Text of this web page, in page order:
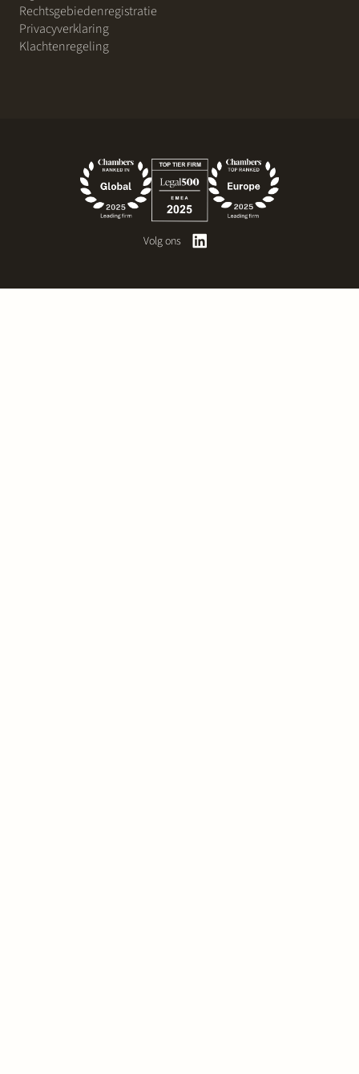
Rechtsgebiedenregistratie
Privacyverklaring
Klachtenregeling
Volg ons